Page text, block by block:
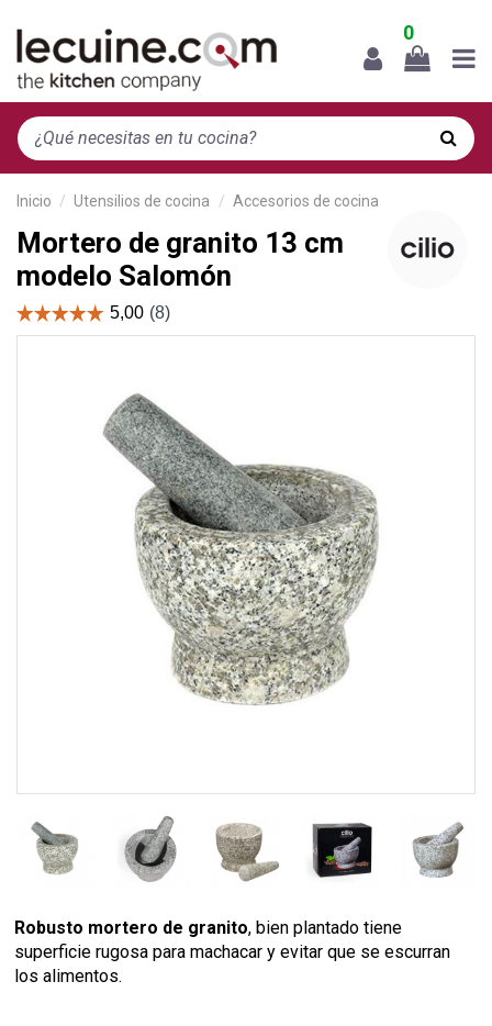
0
Inicio Utensilios de cocina Accesorios de cocina
Mortero de granito 13 cm
modelo Salomón
Robusto mortero de granito, bien plantado tiene
superficie rugosa para machacar y evitar que se escurran
los alimentos.